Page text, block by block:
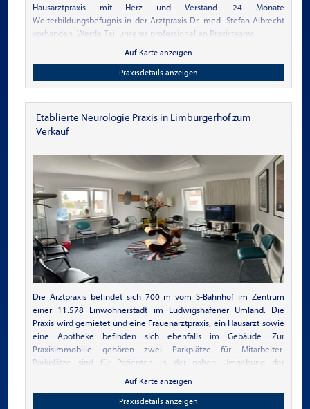
Hausarztpraxis mit Herz und Verstand. 24 Monate
Weiterbildungsbefugnis in der Arztpraxis Dr. med. Stefan Albrecht
vorhanden. Werde Teil unseres professionellen Praxisteams.
Auf Karte anzeigen
Praxisdetails anzeigen
Etablierte Neurologie Praxis in Limburgerhof zum
Verkauf
Die Arztpraxis befindet sich 700 m vom S-Bahnhof im Zentrum
einer 11.578 Einwohnerstadt im Ludwigshafener Umland. Die
Praxis wird gemietet und eine Frauenarztpraxis, ein Hausarzt sowie
eine Apotheke befinden sich ebenfalls im Gebäude. Zur
Praxisimmobilie gehören zwei Parkplätze für Mitarbeiter.
Parkplätze sind für Patienten in der nahen Umgebung der
Praxis vorhanden und die Gemeinde Limburgerhof stellt am
Bahnhof Limburgerhof Park&Ride Parkplätze für Bahnreisende
kostenfrei zur Verfügung.
Auf Karte anzeigen
Praxisdetails anzeigen